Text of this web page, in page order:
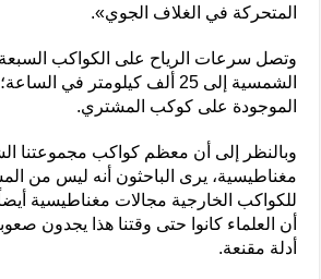
المتحركة في الغلاف الجوي».
وتصل سرعات الرياح على الكواكب
الشمسية إلى 25 ألف كيلومتر في
الموجودة على كوكب المشتري.
وبالنظر إلى أن معظم كواكب مجموعتنا
مغناطيسية، يرى الباحثون أنه ليس من
للكواكب الخارجية مجالات مغناطيسية
أن العلماء كانوا حتى وقتنا هذا يجدون
أدلة مقنعة.